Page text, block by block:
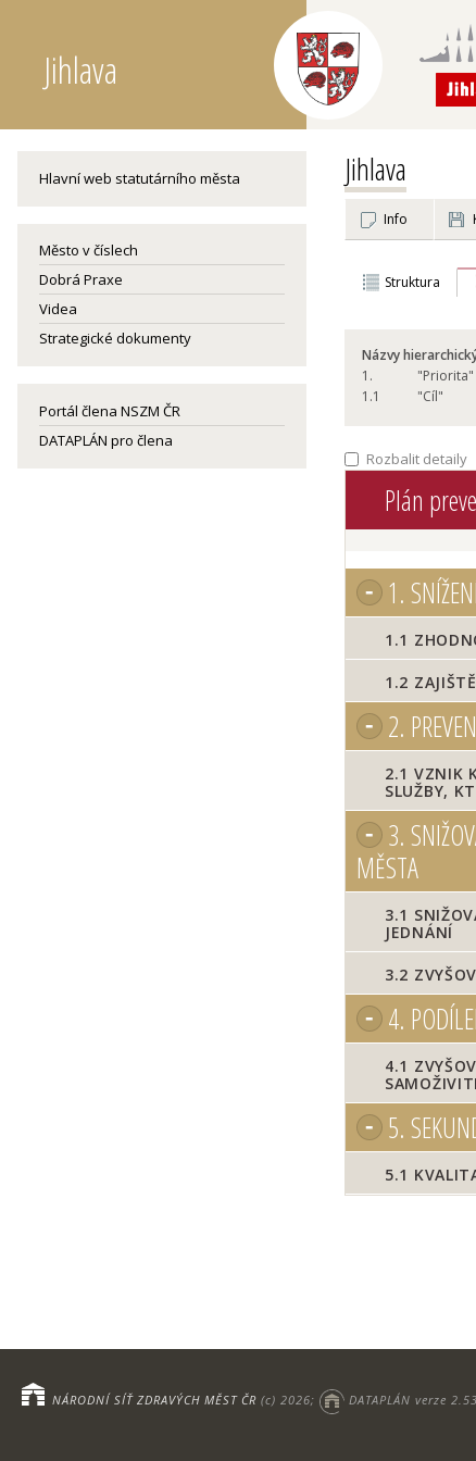
Jihlava
Hlavní web statutárního města
Město v číslech
Dobrá Praxe
Videa
Strategické dokumenty
Portál člena NSZM ČR
DATAPLÁN pro člena
Jihlava
Info
Struktura
Názvy
1.
"Priorita"
1.1 "Cíl"
Rozbalit detaily
Plán
1.
1.1
1.2
2.
2.1 VZNIK
SLUŽBY,
3.
MĚSTA
3.1
JEDNÁNÍ
3.2
4.
4.1
5.
5.1
NÁRODNÍ SÍŤ ZDRAVÝCH MĚST ČR (c) 2026; DATAPLÁN verze